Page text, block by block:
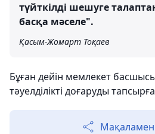
түйткілді шешуге
басқа мәселе".
Қасым-Жомарт Тоқаев
Бұған дейін мемлекет
тәуелділікті доғаруды
Мақаламен